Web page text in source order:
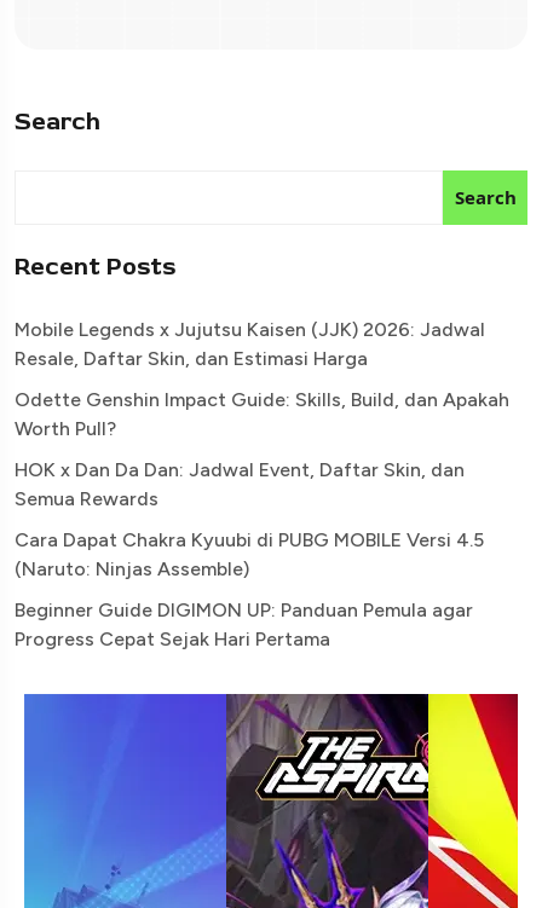
Search
Search
Recent Posts
Mobile Legends x Jujutsu Kaisen (JJK) 2026: Jadwal
Resale, Daftar Skin, dan Estimasi Harga
Odette Genshin Impact Guide: Skills, Build, dan Apakah
Worth Pull?
HOK x Dan Da Dan: Jadwal Event, Daftar Skin, dan
Semua Rewards
Cara Dapat Chakra Kyuubi di PUBG MOBILE Versi 4.5
(Naruto: Ninjas Assemble)
Beginner Guide DIGIMON UP: Panduan Pemula agar
Progress Cepat Sejak Hari Pertama